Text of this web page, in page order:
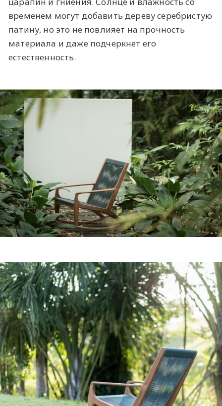
временем могут добавить дереву серебристую
патину, но это не повлияет на прочность
материала и даже подчеркнет его
естественность.